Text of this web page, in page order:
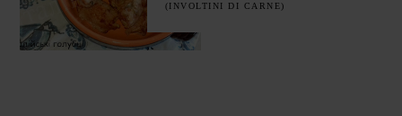
(INVOLTINI DI CARNE)